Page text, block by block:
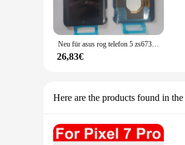
Neu für asus rog telefon 5 zs673ks hintere batterie abdeckung tür hinteres glas gehäuse für rog 5s batterie abdeckung mit aufkleber
26,83€
Here are the products found in the